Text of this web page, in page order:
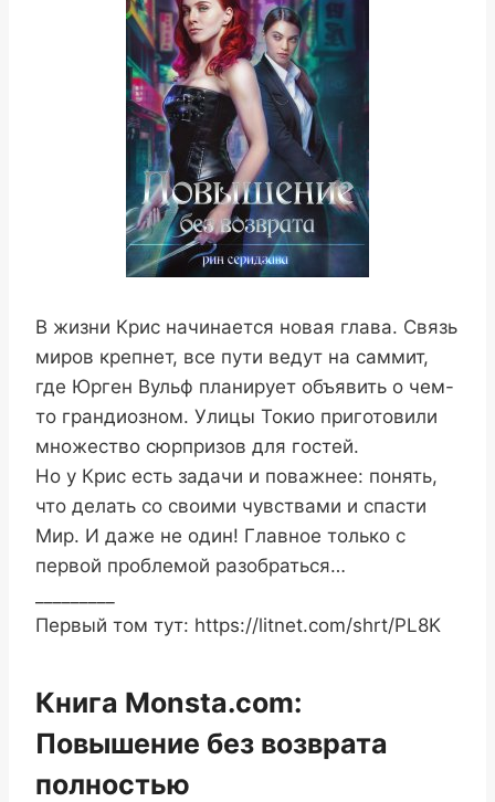
В жизни Крис начинается новая глава. Связь
миров крепнет, все пути ведут на саммит,
где Юрген Вульф планирует объявить о чем-
то грандиозном. Улицы Токио приготовили
множество сюрпризов для гостей.
Но у Крис есть задачи и поважнее: понять,
что делать со своими чувствами и спасти
Мир. И даже не один! Главное только с
первой проблемой разобраться…
Первый том тут: https://litnet.com/shrt/PL8K
Книга Monsta.com:
Повышение без возврата
полностью